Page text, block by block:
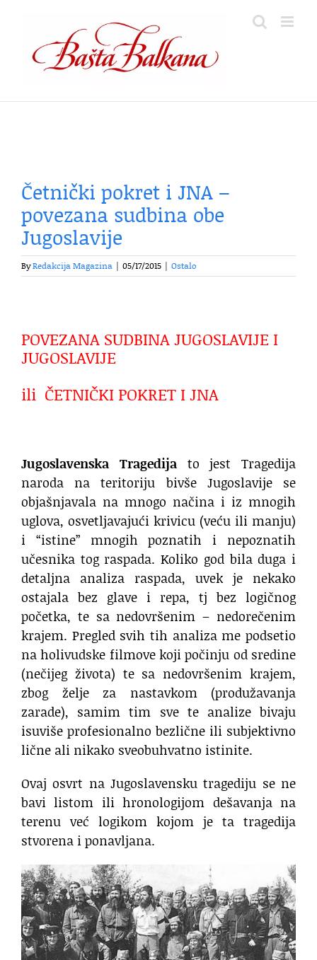
content
Četnički pokret i JNA –
povezana sudbina obe
Jugoslavije
ByRedakcija Magazina 05/17/2015 Ostalo
POVEZANA SUDBINA JUGOSLAVIJE I
JUGOSLAVIJE
ili ČETNIČKI POKRET I JNA
Jugoslavenska Tragedijato jest Tragedija
naroda na teritoriju bivše Jugoslavije se
objašnjavala na mnogo načina i iz mnogih
uglova, osvetljavajući krivicu (veću ili manju)
i “istine” mnogih poznatih i nepoznatih
učesnika tog raspada. Koliko god bila duga i
detaljna analiza raspada, uvek je nekako
ostajala bez glave i repa, tj bez logičnog
početka, te sa nedovršenim – nedorečenim
krajem. Pregled svih tih analiza me podsetio
na holivudske filmove koji počinju od sredine
(nečijeg života) te sa nedovršenim krajem,
zbog želje za nastavkom (produžavanja
zarade), samim tim sve te analize bivaju
isuviše profesionalno bezlične ili subjektivno
lične ali nikako sveobuhvatno istinite.
Ovaj osvrt na Jugoslavensku tragediju se ne
bavi listom ili hronologijom dešavanja na
terenu već logikom kojom je ta tragedija
stvorena i ponavljana.